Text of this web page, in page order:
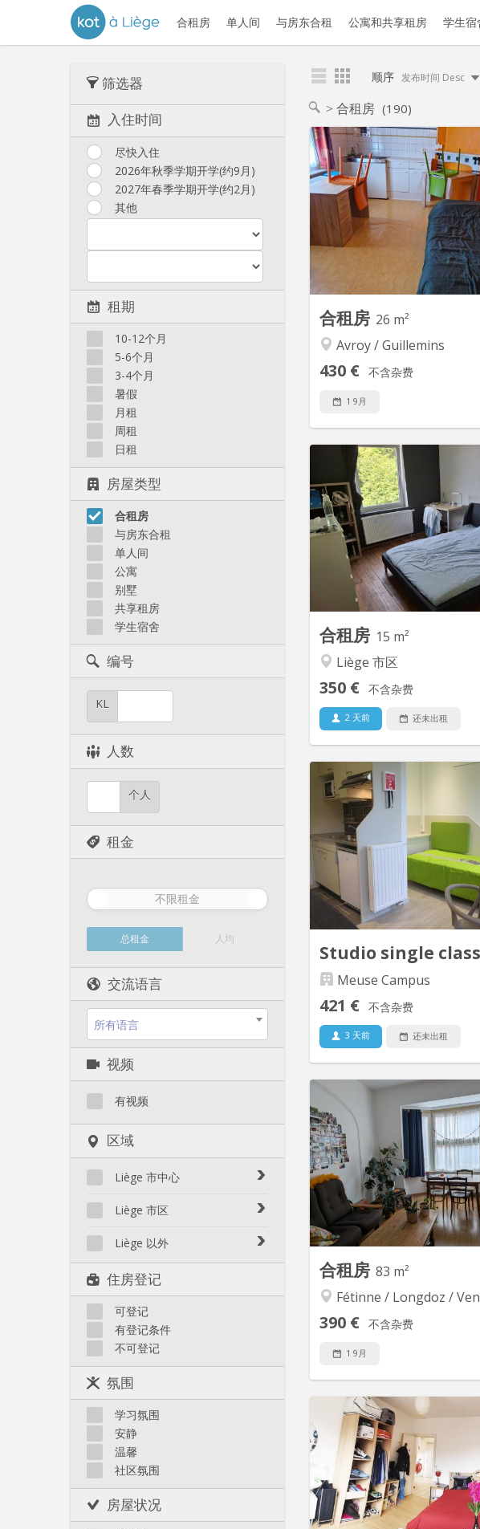
合租房 单人间 与房东合租 公寓和共享租房 学生宿
筛选器
入住时间
尽快入住
2026年秋季学期开学(约9月)
2027年春季学期开学(约2月)
其他
租期
10-12个月
5-6个月
3-4个月
暑假
月租
周租
日租
房屋类型
合租房
与房东合租
单人间
公寓
别墅
共享租房
学生宿舍
编号
KL
人数
个人
租金
不限租金
总租金 人均
交流语言
所有语言
视频
有视频
区域
Liège 市中心
Avroy / Guillemins
Jonfosse
Cathédrale / Sauvenière /
Saint-Denis
Féronstrée / Pierreuse
Liège 市区
Amercoeur / Bressoux
Fragnée / Val Benoît
Fétinne / Longdoz / Vennes
Grivegnée
Laveu / Cointe
Outremeuse
Saint-Laurent / Sainte-
Marguerite
Saint-Léonard
Sainte-Walburge
Liège 市区
Liège 以外
Liège 以外
住房登记
可登记
有登记条件
不可登记
氛围
学习氛围
安静
温馨
社区氛围
房屋状况
顺序 发布时间 Desc
合租房 (190)
合租房 26 m²
Avroy / Guillemins
430 € 不含杂费
1 9月
Kot de 26m², tout confort
quartier de Fragnée à
de la place Général Leman
bus et magasins à
à 2 rues de la gare des
est proche de
établissements scolaires
Liège. Nous pouvons
合租房 15 m²
Liège 市区
350 € 不含杂费
2 天前 还未出租
Libre QUE pour le mois
étudiant pour FILLES dans
près de la gare Saint Lambert
Liège. La maison
partager avec trois autres
en Master (deux filles et un
cusine est équipée
nécessaire : lave-
Studio single
Meuse Campus
421 € 不含杂费
3 天前 还未出租
Studio SINGLE de 20-21m²
résidence-services pour
inaugurée en septembre
résidence "Meuse Campus"
en plein cœur de
l'ULiège) et compte 235
double et twin. !!! Attention !!!
plus courte durée (Erasmus
合租房 83 m²
Fétinne / Longdoz /
390 € 不含杂费
1 9月
Chambre à louer dans un
deux chambres. À deux
médiacité et du centre
Recherche d'une personne
et ouverte à une vie de